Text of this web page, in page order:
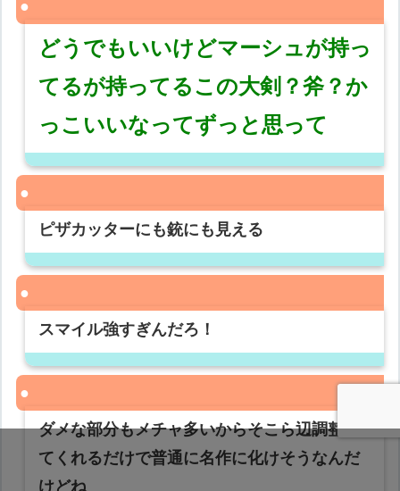
どうでもいいけどマーシュが持っ
てるが持ってるこの大剣？斧？か
っこいいなってずっと思って
ピザカッターにも銃にも見える
スマイル強すぎんだろ！
ダメな部分もメチャ多いからそこら辺調整し
てくれるだけで普通に名作に化けそうなんだ
けどね